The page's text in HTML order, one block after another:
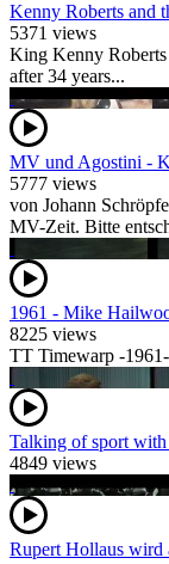
Kenny Roberts and
5371 views
King Kenny
after 34 years...
MV und Agostini -
5777 views
von Johann
MV-Zeit. Bitte
1961 - Mike
8225 views
TT Timewarp -
Talking of sport
4849 views
Rupert Hollaus wird